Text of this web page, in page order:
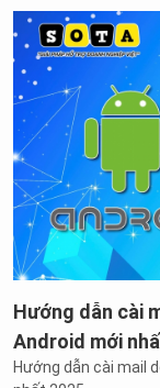
Hướng dẫn cài
Android mới
Hướng dẫn cài mail